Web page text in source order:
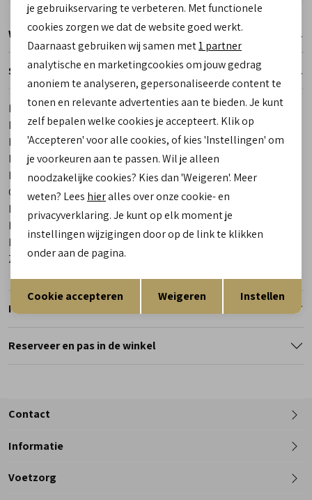
Winkelvoorraad
Specificaties
Merk
Gijs
Leveranciercode
2085 205 1952
Bestelcode
00029511-40
Breedtemaat
H
Los voetbed
Ja
Categorie
Sneakers | veterschoenen
Kleur
Beige
Materiaal buitenkant
Combinatie Leer
Materiaal binnenkant
Leer
Zool
Retourneren
Reserveer en pas in de winkel
Contact
Telefoon
Informatie
Voetzorg
Analytische cookies
Marketing cookies
Terug Opslaan
je gebruikservaring te verbeteren. Met functionele
cookies zorgen we dat de website goed werkt.
Daarnaast gebruiken wij samen met1 partner
analytische en marketingcookies om jouw gedrag
anoniem te analyseren, gepersonaliseerde content te
tonen en relevante advertenties aan te bieden. Je kunt
zelf bepalen welke cookies je accepteert. Klik op
'Accepteren' voor alle cookies, of kies 'Instellingen' om
je voorkeuren aan te passen. Wil je alleen
noodzakelijke cookies? Kies dan 'Weigeren'. Meer
weten? Lees hieralles over onze cookie- en
privacyverklaring. Je kunt op elk moment je
instellingen wijzigingen door op de link te klikken
onder aan de pagina.
Cookie accepteren Weigeren Instellen